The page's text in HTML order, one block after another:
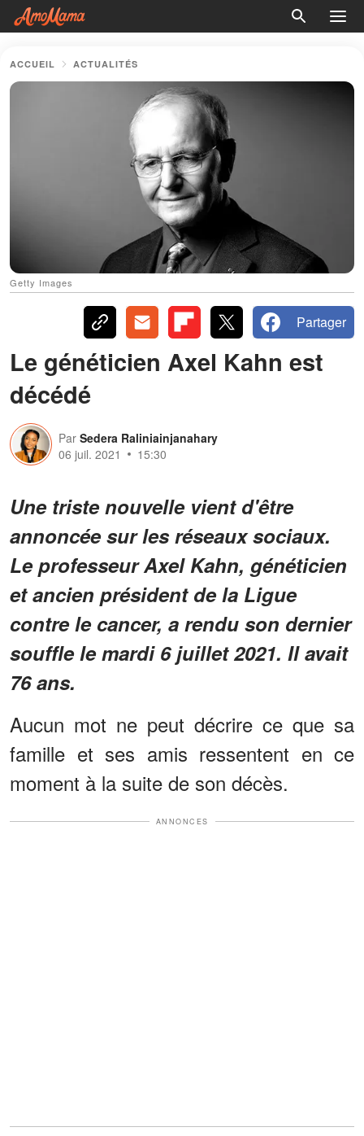
ACCUEIL ACTUALITÉS
Getty Images
Partager
Le généticien Axel Kahn est
décédé
Par Sedera Raliniainjanahary
06 juil. 2021
15:30
Une triste nouvelle vient d'être
annoncée sur les réseaux sociaux.
Le professeur Axel Kahn, généticien
et ancien président de la Ligue
contre le cancer, a rendu son dernier
souffle le mardi 6 juillet 2021. Il avait
76 ans.
Aucun mot ne peut décrire ce que sa
famille et ses amis ressentent en ce
moment à la suite de son décès.
ANNONCES